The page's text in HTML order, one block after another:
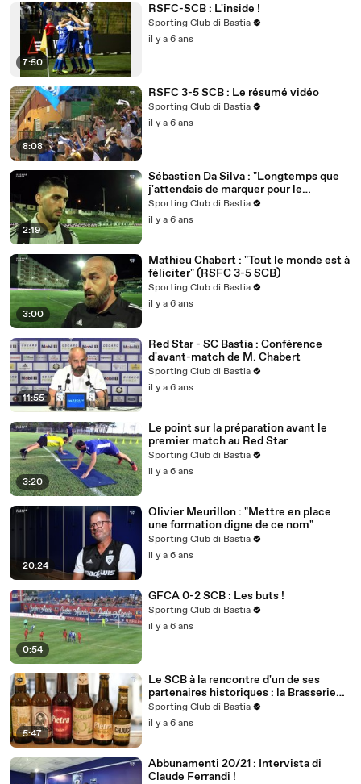
7:50
RSFC-SCB : L'inside !
Sporting Club di Bastia
il y a 6 ans
8:08
RSFC 3-5 SCB : Le résumé vidéo
Sporting Club di Bastia
il y a 6 ans
2:19
Sébastien Da Silva : "Longtemps que
j'attendais de marquer pour le
Sporting" (RSFC 3-5 SCB)
Sporting Club di Bastia
il y a 6 ans
3:00
Mathieu Chabert : "Tout le monde est à
féliciter" (RSFC 3-5 SCB)
Sporting Club di Bastia
il y a 6 ans
11:55
Red Star - SC Bastia : Conférence
d'avant-match de M. Chabert
Sporting Club di Bastia
il y a 6 ans
3:20
Le point sur la préparation avant le
premier match au Red Star
Sporting Club di Bastia
il y a 6 ans
20:24
Olivier Meurillon : "Mettre en place
une formation digne de ce nom"
Sporting Club di Bastia
il y a 6 ans
0:54
GFCA 0-2 SCB : Les buts !
Sporting Club di Bastia
il y a 6 ans
5:47
Le SCB à la rencontre d'un de ses
partenaires historiques : la Brasserie
Pietra !
Sporting Club di Bastia
il y a 6 ans
Abbunamenti 20/21 : Intervista di
Claude Ferrandi !